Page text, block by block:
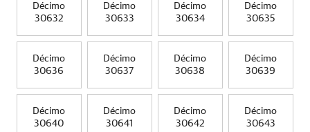
Décimo
30632
Décimo
30633
Décimo
30634
Décimo
30635
Décimo
30636
Décimo
30637
Décimo
30638
Décimo
30639
Décimo
30640
Décimo
30641
Décimo
30642
Décimo
30643